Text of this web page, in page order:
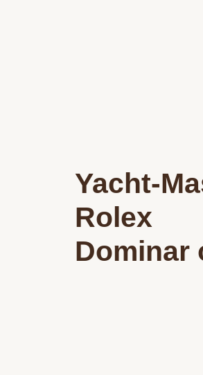
Yacht-
Rolex
Dominar